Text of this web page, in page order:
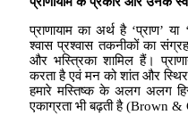
प्राणायाम का अर्थ है ‘प्राण’
श्वास प्रश्वास तकनीकों का
और भस्त्रिका शामिल हैं।
करता है एवं मन को शांत और
हमारे मस्तिष्क के अलग अलग
एकाग्रता भी बढ़ती है (Brown